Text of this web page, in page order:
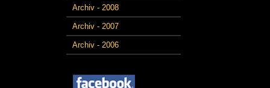
Archiv - 2008
Archiv - 2007
Archiv - 2006